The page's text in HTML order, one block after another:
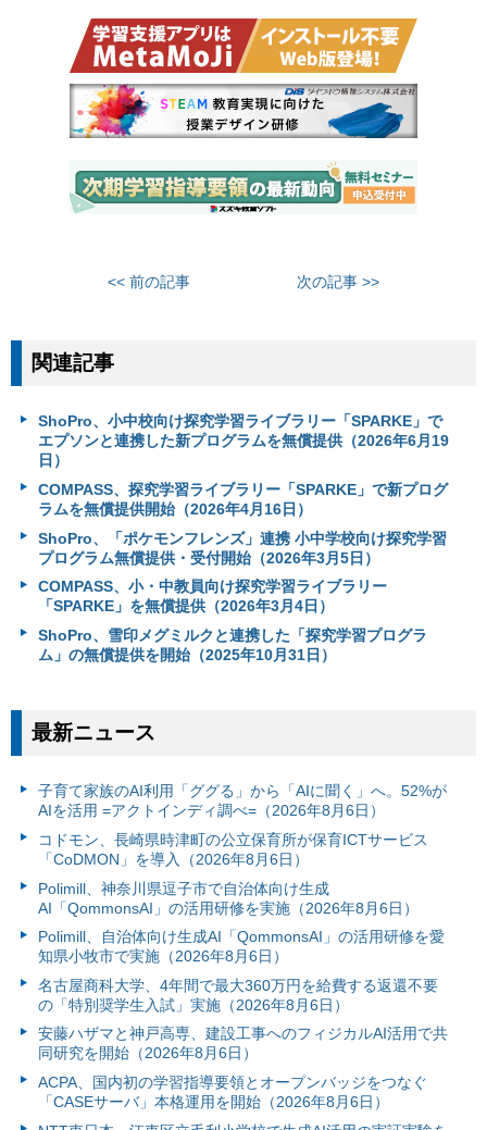
<< 前の記事 次の記事 >>
関連記事
ShoPro、小中校向け探究学習ライブラリー「SPARKE」で
エプソンと連携した新プログラムを無償提供（2026年6月19
日）
COMPASS、探究学習ライブラリー「SPARKE」で新プログ
ラムを無償提供開始（2026年4月16日）
ShoPro、「ポケモンフレンズ」連携 小中学校向け探究学習
プログラム無償提供・受付開始（2026年3月5日）
COMPASS、小・中教員向け探究学習ライブラリー
「SPARKE」を無償提供（2026年3月4日）
ShoPro、雪印メグミルクと連携した「探究学習プログラ
ム」の無償提供を開始（2025年10月31日）
最新ニュース
子育て家族のAI利用「ググる」から「AIに聞く」へ。52%が
AIを活用 =アクトインディ調べ=（2026年8月6日）
コドモン、長崎県時津町の公立保育所が保育ICTサービス
「CoDMON」を導入（2026年8月6日）
Polimill、神奈川県逗子市で自治体向け生成
AI「QommonsAI」の活用研修を実施（2026年8月6日）
Polimill、自治体向け生成AI「QommonsAI」の活用研修を愛
知県小牧市で実施（2026年8月6日）
名古屋商科大学、4年間で最大360万円を給費する返還不要
の「特別奨学生入試」実施（2026年8月6日）
安藤ハザマと神戸高専、建設工事へのフィジカルAI活用で共
同研究を開始（2026年8月6日）
ACPA、国内初の学習指導要領とオープンバッジをつなぐ
「CASEサーバ」本格運用を開始（2026年8月6日）